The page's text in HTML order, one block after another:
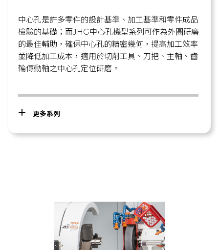
中心孔是許多零件的設計基準、加工基準和零件成品
檢驗的基礎；而JHG中心孔機型系列可作為外圓研磨
的最佳輔助，確保中心孔的精密幾何，提高加工效率
並降低加工成本，適用於切削工具、刀把、主軸、齒
輪傳動軸之中心孔定位研磨。
更多系列